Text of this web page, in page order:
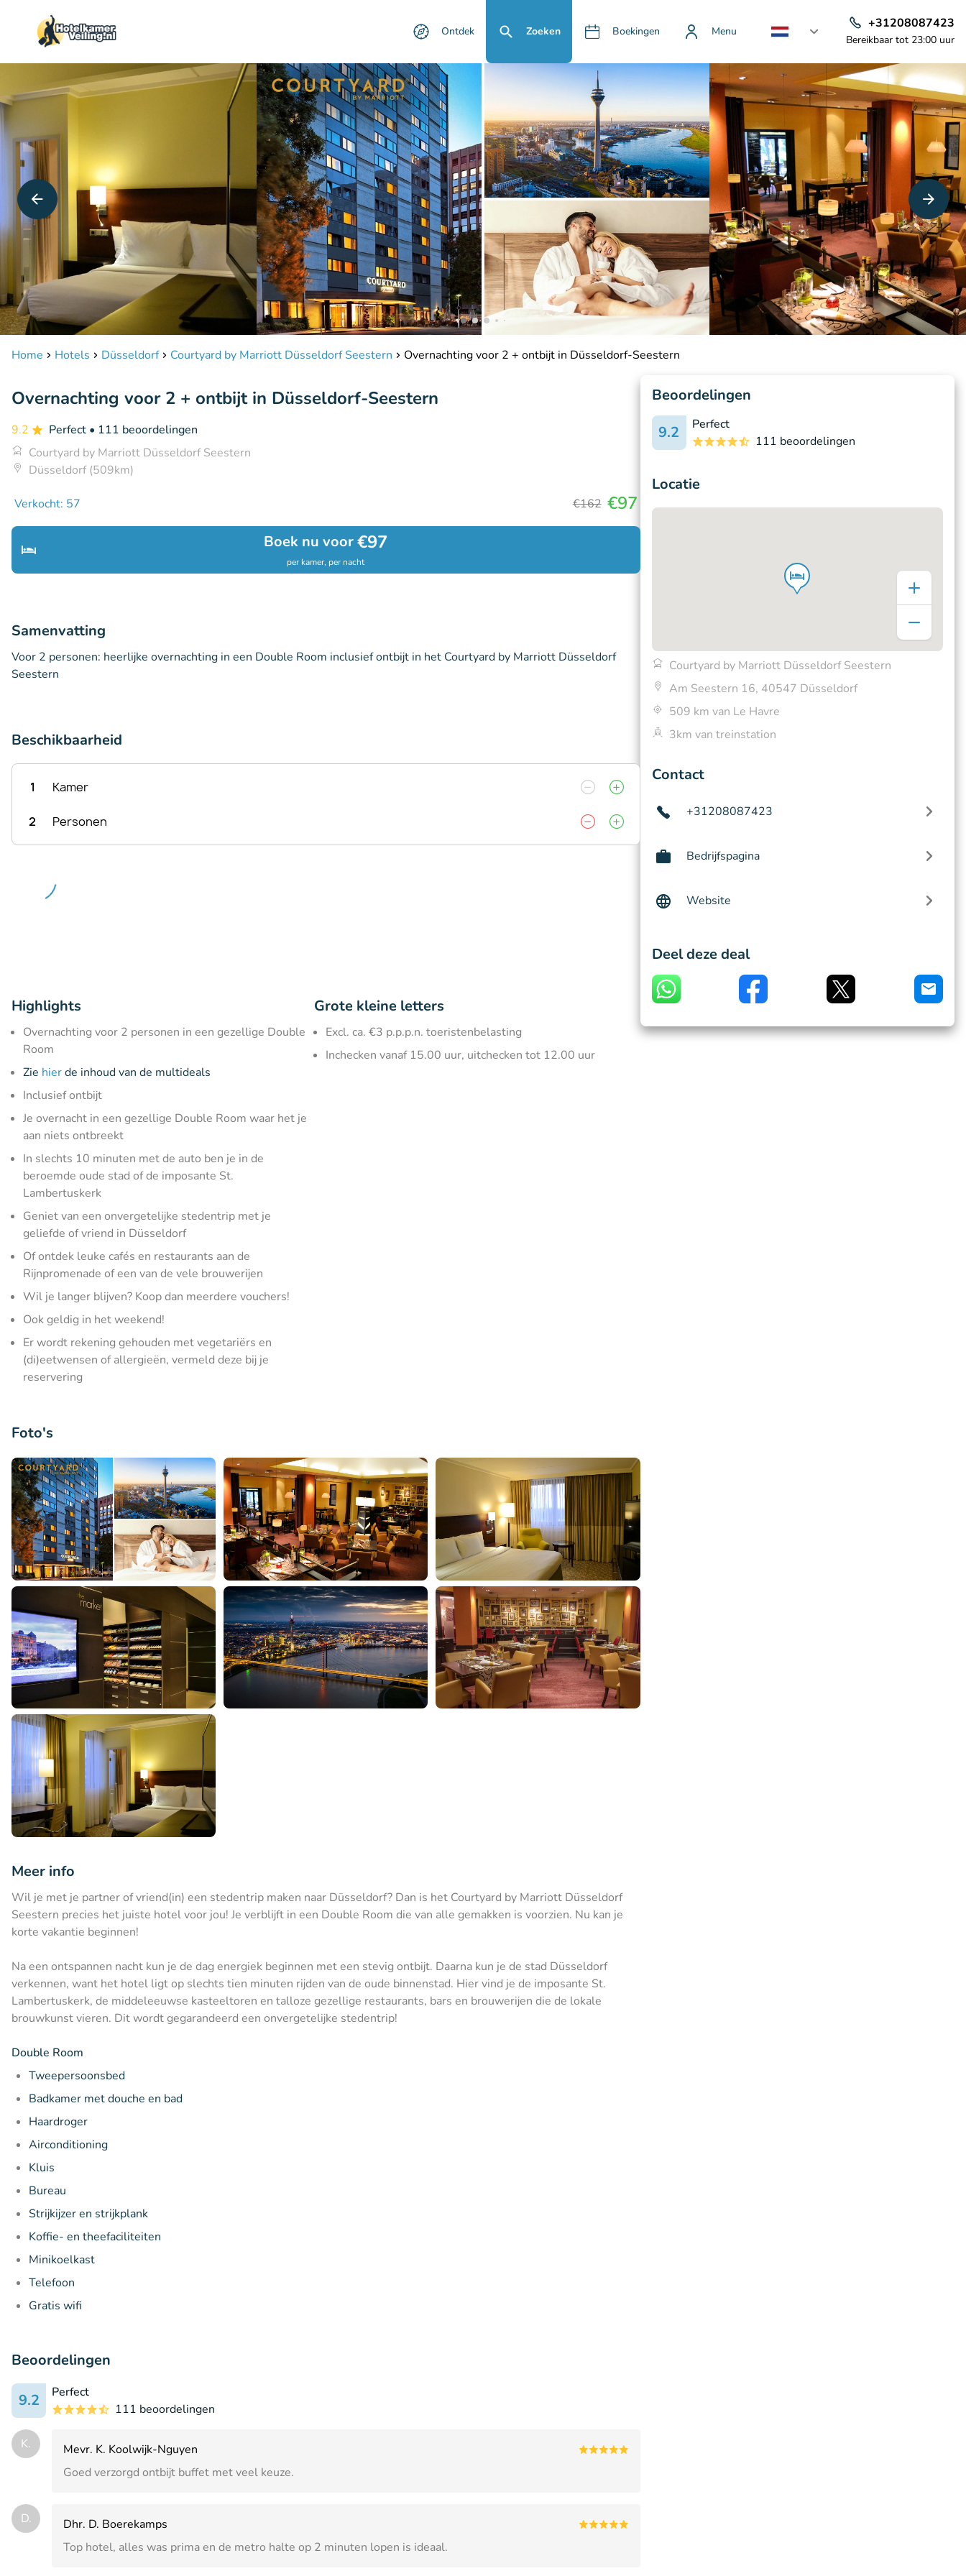
Ontdek Zoeken Boekingen Menu
+31208087423
Bereikbaar tot 23:00 uur
Home Hotels Düsseldorf Courtyard by Marriott Düsseldorf Seestern Overnachting voor 2 + ontbijt in Düsseldorf-Seestern
Overnachting voor 2 + ontbijt in Düsseldorf-Seestern
9.2 Perfect • 111 beoordelingen
Courtyard by Marriott Düsseldorf Seestern
Düsseldorf (509km)
Verkocht: 57 €162 €97
Boek nu voor€97
per kamer, per nacht
Samenvatting
Voor 2 personen: heerlijke overnachting in een Double Room inclusief ontbijt in het Courtyard by Marriott Düsseldorf
Seestern
Beschikbaarheid
1 Kamer
2 Personen
Highlights
Overnachting voor 2 personen in een gezellige Double
Room
Zie hierde inhoud van de multideals
Inclusief ontbijt
Je overnacht in een gezellige Double Room waar het je
aan niets ontbreekt
In slechts 10 minuten met de auto ben je in de
beroemde oude stad of de imposante St.
Lambertuskerk
Geniet van een onvergetelijke stedentrip met je
geliefde of vriend in Düsseldorf
Of ontdek leuke cafés en restaurants aan de
Rijnpromenade of een van de vele brouwerijen
Wil je langer blijven? Koop dan meerdere vouchers!
Ook geldig in het weekend!
Er wordt rekening gehouden met vegetariërs en
(di)eetwensen of allergieën, vermeld deze bij je
reservering
Grote kleine letters
Excl. ca. €3 p.p.p.n. toeristenbelasting
Inchecken vanaf 15.00 uur, uitchecken tot 12.00 uur
Foto's
Meer info
Wil je met je partner of vriend(in) een stedentrip maken naar Düsseldorf? Dan is het Courtyard by Marriott Düsseldorf
Seestern precies het juiste hotel voor jou! Je verblijft in een Double Room die van alle gemakken is voorzien. Nu kan je
korte vakantie beginnen!
Na een ontspannen nacht kun je de dag energiek beginnen met een stevig ontbijt. Daarna kun je de stad Düsseldorf
verkennen, want het hotel ligt op slechts tien minuten rijden van de oude binnenstad. Hier vind je de imposante St.
Lambertuskerk, de middeleeuwse kasteeltoren en talloze gezellige restaurants, bars en brouwerijen die de lokale
brouwkunst vieren. Dit wordt gegarandeerd een onvergetelijke stedentrip!
Double Room
Tweepersoonsbed
Badkamer met douche en bad
Haardroger
Airconditioning
Kluis
Bureau
Strijkijzer en strijkplank
Koffie- en theefaciliteiten
Minikoelkast
Telefoon
Gratis wifi
Beoordelingen
9.2
Perfect
111 beoordelingen
K.
Mevr. K. Koolwijk-Nguyen
Goed verzorgd ontbijt buffet met veel keuze.
D.
Dhr. D. Boerekamps
Top hotel, alles was prima en de metro halte op 2 minuten lopen is ideaal.
Beoordelingen
9.2
Perfect
111 beoordelingen
Locatie
Courtyard by Marriott Düsseldorf Seestern
Am Seestern 16, 40547 Düsseldorf
509 km van Le Havre
3km van treinstation
Contact
+31208087423
Bedrijfspagina
Website
Deel deze deal